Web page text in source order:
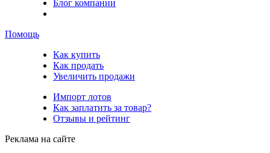
Блог компании
Помощь
Как купить
Как продать
Увеличить продажи
Импорт лотов
Как заплатить за товар?
Отзывы и рейтинг
Реклама на сайте